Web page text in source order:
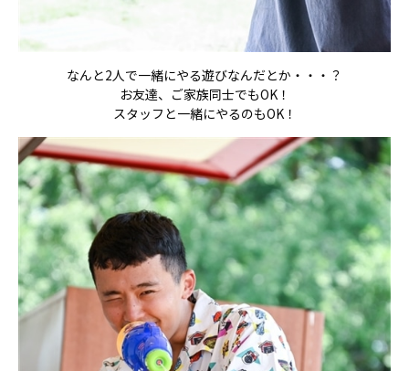
なんと2人で一緒にやる遊びなんだとか・・・？
お友達、ご家族同士でもOK！
スタッフと一緒にやるのもOK！